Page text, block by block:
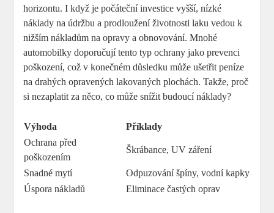
horizontu.​ I když je počáteční investice⁢ vyšší, nízké⁢
náklady⁣ na ⁤údržbu a prodloužení životnosti laku vedou k
nižším nákladům na opravy a obnovování. Mnohé‍
automobilky doporučují tento typ ochrany jako prevenci
poškození, což ⁢v konečném důsledku⁢ může⁣ ušetřit peníze
na drahých opravených lakovaných plochách. ‌Takže, proč
si nezaplatit za něco, co může snížit budoucí​ náklady?
Výhoda
Příklady
Ochrana‍ před
poškozením
Škrábance, UV záření
Snadné mytí
Odpuzování špíny, vodní kapky
Úspora nákladů
Eliminace častých oprav